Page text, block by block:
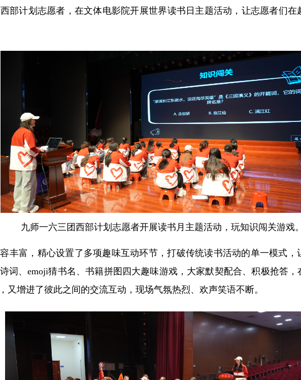
部计划志愿者，在文体电影院开展世界读书日主题活动，让志愿者们
九师一六三团西部计划志愿者开展读书月主题活动，玩知识闯关游戏。
丰富，精心设置了多项趣味互动环节，打破传统读书活动的单一模式
词、emoji猜书名、书籍拼图四大趣味游戏，大家默契配合、积极抢答，
又增进了彼此之间的交流互动，现场气氛热烈、欢声笑语不断。